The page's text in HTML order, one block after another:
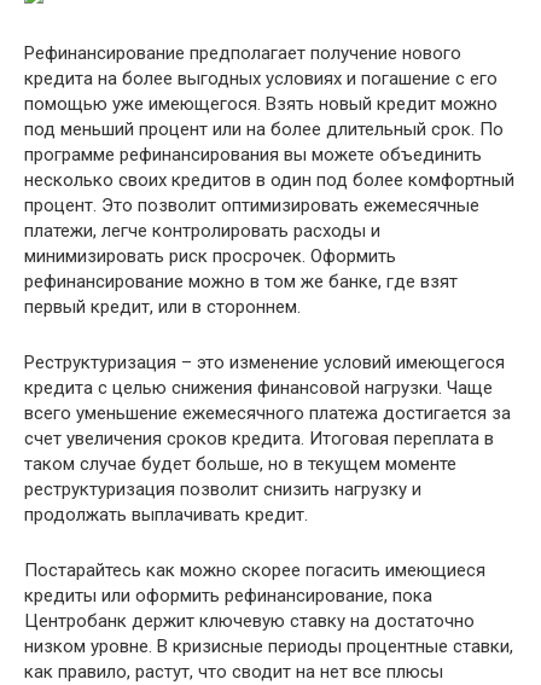
Рефинансирование предполагает получение нового
кредита на более выгодных условиях и погашение с его
помощью уже имеющегося. Взять новый кредит можно
под меньший процент или на более длительный срок. По
программе рефинансирования вы можете объединить
несколько своих кредитов в один под более комфортный
процент. Это позволит оптимизировать ежемесячные
платежи, легче контролировать расходы и
минимизировать риск просрочек. Оформить
рефинансирование можно в том же банке, где взят
первый кредит, или в стороннем.
Реструктуризация – это изменение условий имеющегося
кредита с целью снижения финансовой нагрузки. Чаще
всего уменьшение ежемесячного платежа достигается за
счет увеличения сроков кредита. Итоговая переплата в
таком случае будет больше, но в текущем моменте
реструктуризация позволит снизить нагрузку и
продолжать выплачивать кредит.
Постарайтесь как можно скорее погасить имеющиеся
кредиты или оформить рефинансирование, пока
Центробанк держит ключевую ставку на достаточно
низком уровне. В кризисные периоды процентные ставки,
как правило, растут, что сводит на нет все плюсы